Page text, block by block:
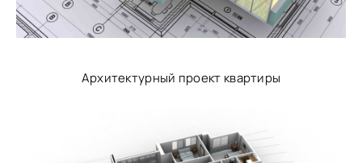
Архитектурный проект квартиры